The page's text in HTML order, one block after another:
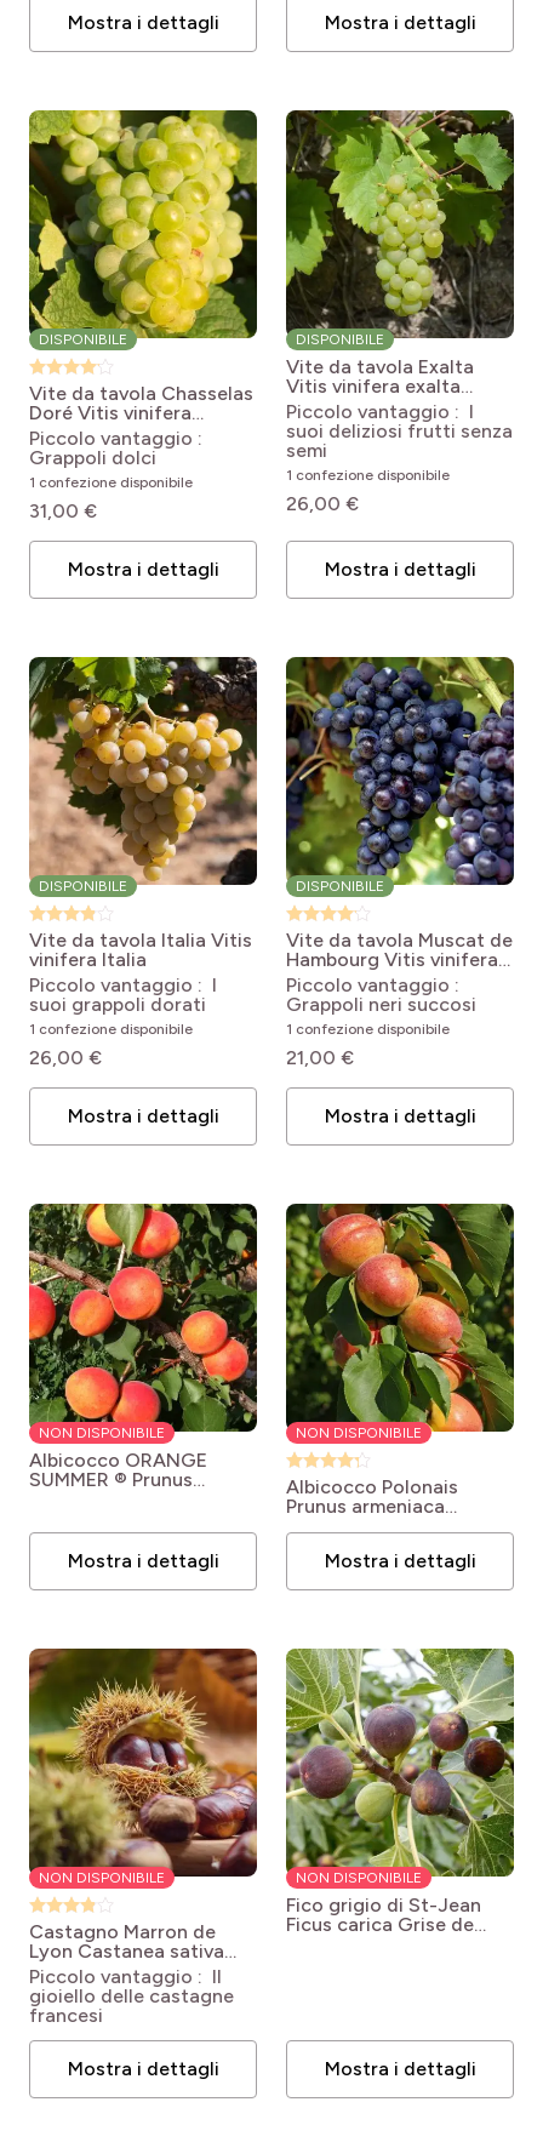
Mostra i dettagli Mostra i dettagli
DISPONIBILE
Vite da tavola Chasselas
Doré Vitis vinifera
Chasselas doré
Piccolo vantaggio :
Grappoli dolci
1 confezione disponibile
31,00 €
Mostra i dettagli
DISPONIBILE
Vite da tavola Exalta
Vitis vinifera exalta
ZPd4
Piccolo vantaggio : I
suoi deliziosi frutti senza
semi
1 confezione disponibile
26,00 €
Mostra i dettagli
DISPONIBILE
Vite da tavola Italia Vitis
vinifera Italia
Piccolo vantaggio : I
suoi grappoli dorati
1 confezione disponibile
26,00 €
Mostra i dettagli
DISPONIBILE
Vite da tavola Muscat de
Hambourg Vitis vinifera
Muscat de Hambourg
Piccolo vantaggio :
Grappoli neri succosi
1 confezione disponibile
21,00 €
Mostra i dettagli
NON DISPONIBILE
Albicocco ORANGE
SUMMER ® Prunus
Mostra i dettagli
NON DISPONIBILE
Albicocco Polonais
Prunus armeniaca
Mostra i dettagli
NON DISPONIBILE
Castagno Marron de
Lyon Castanea sativa
Marron de Lyon
Piccolo vantaggio : Il
gioiello delle castagne
francesi
Mostra i dettagli
NON DISPONIBILE
Fico grigio di St-Jean
Ficus carica Grise de
Mostra i dettagli